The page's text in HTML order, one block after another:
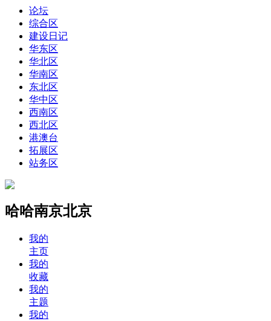
论坛
综合区
建设日记
华东区
华北区
华南区
东北区
华中区
西南区
西北区
港澳台
拓展区
站务区
哈哈南京北京
我的
主页
我的
收藏
我的
主题
我的